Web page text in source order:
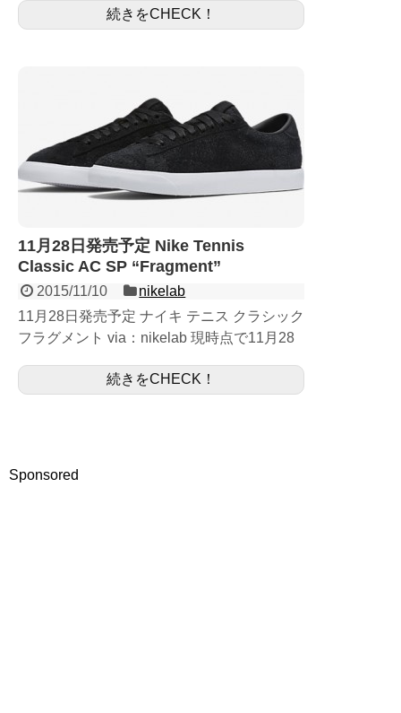
らアナウンスされていましたが、 ...
続きをCHECK！
11月28日発売予定 Nike Tennis
Classic AC SP “Fragment”
2015/11/10
nikelab
11月28日発売予定 ナイキ テニス クラシック
フラグメント via：nikelab 現時点で11月28
Tennis Classic...続きをCHECK！
Sponsored